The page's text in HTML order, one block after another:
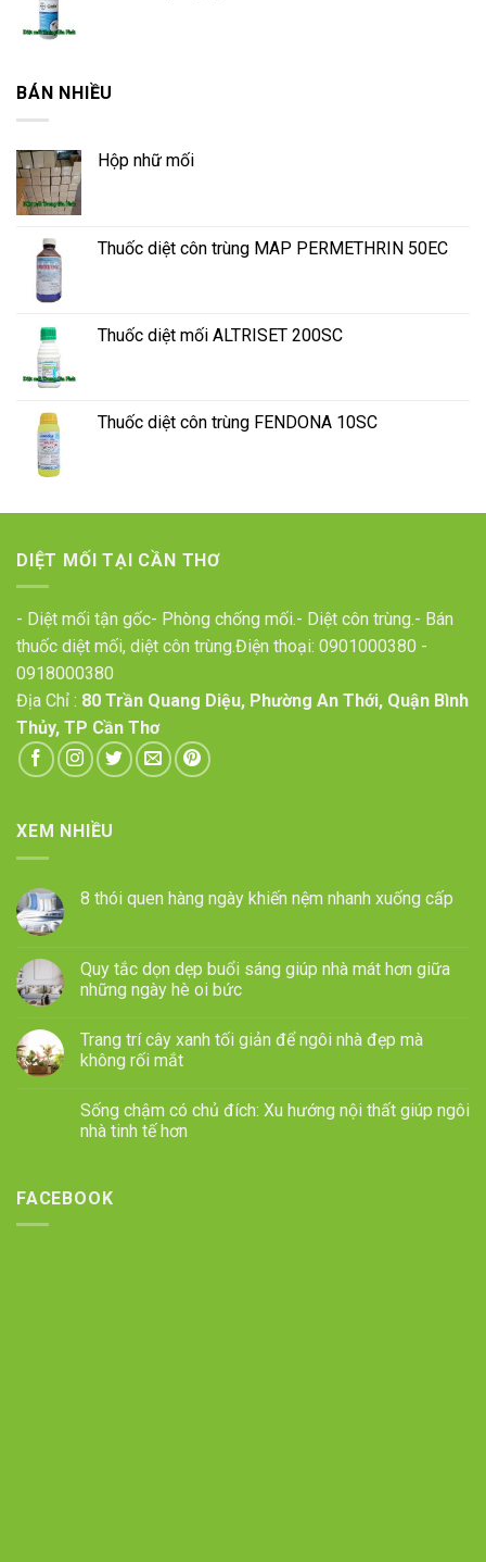
BÁN NHIỀU
Hộp nhữ mối
Thuốc diệt côn trùng MAP PERMETHRIN 50EC
Thuốc diệt mối ALTRISET 200SC
Thuốc diệt côn trùng FENDONA 10SC
DIỆT MỐI TẠI CẦN THƠ
- Diệt mối tận gốc- Phòng chống mối.- Diệt côn trùng.- Bán
thuốc diệt mối, diệt côn trùng.Điện thoại: 0901000380 -
0918000380
Địa Chỉ : 80 Trần Quang Diệu, Phường An Thới, Quận Bình
Thủy, TP Cần Thơ
XEM NHIỀU
8 thói quen hàng ngày khiến nệm nhanh xuống cấp
Quy tắc dọn dẹp buổi sáng giúp nhà mát hơn giữa
những ngày hè oi bức
Trang trí cây xanh tối giản để ngôi nhà đẹp mà
không rối mắt
Sống chậm có chủ đích: Xu hướng nội thất giúp ngôi
nhà tinh tế hơn
FACEBOOK